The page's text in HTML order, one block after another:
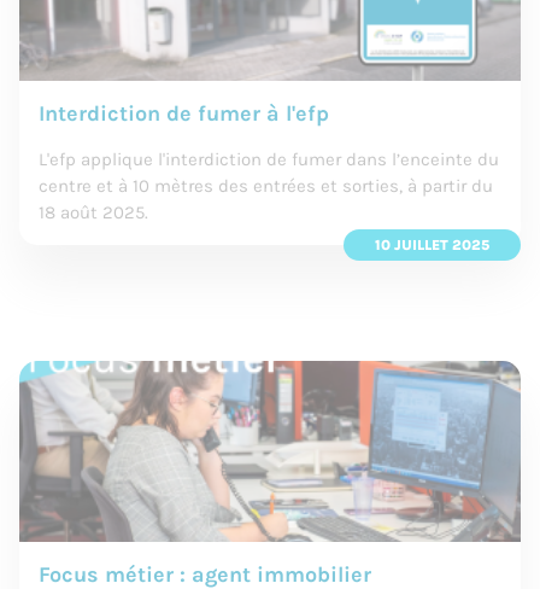
Interdiction de fumer à l'efp
L'efp applique l'interdiction de fumer dans l’enceinte du
centre et à 10 mètres des entrées et sorties, à partir du
18 août 2025.
10 JUILLET 2025
Focus métier : agent immobilier